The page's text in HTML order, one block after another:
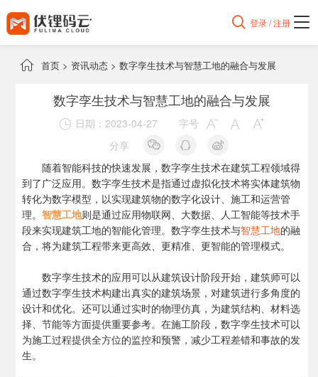
 登录 / 注册
 首页 > 资讯动态 > 数字孪生技术与智慧工地的融合与发展
数字孪生技术与智慧工地的融合与发展
 日期：2023-04-27 字号   
分享
随着智能科技的快速发展，数字孪生技术在建筑工程领域得
到了广泛应用。数字孪生技术是指通过虚拟化技术将实体建筑物
转化为数字模型，以实现建筑物的数字化设计、施工和运营管
理。 智慧工地则是通过应用物联网、大数据、人工智能等技术手
段来实现建筑工地的智能化管理。数字孪生技术与智慧工地的融
合，将为建筑工程带来更高效、更精准、更智能的管理模式。
数字孪生技术的应用可以从建筑设计阶段开始，建筑师可以
通过数字孪生技术构建出真实的建筑场景，对建筑进行多角度的
设计和优化。还可以通过实时的物理仿真，为建筑结构、材料选
择、节能等方面提供重要参考。在施工阶段，数字孪生技术可以
为施工过程提供全方位的监控和预警，减少工程差错和事故的发
生。